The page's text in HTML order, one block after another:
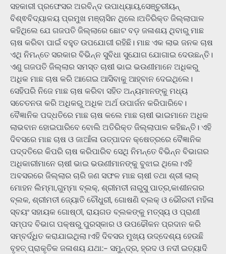
ସହକାରୀ ପ୍ରଫେସର ଅରବିନ୍ଦ ଉପାଧ୍ୟାୟ,ସେଞ୍ଚୁରୀୟନ୍
ବିଶ୍ଵବିଦ୍ୟାଳୟ ପ୍ରମୁଖ ମଞ୍ଚାସିନ ଥିଲେ।ଅତିରିକ୍ତ ଜିଲ୍ଲାପାଳ
କହିଥିଲେ ଯେ ଗଜପତି ଜିଲ୍ଲାରେ ଛୋଟ ବଡ଼ ଜଳାଶୟ ଥିବାରୁ ମାଛ
ଚାଷ କରିବା ପାଇଁ ବହୁତ ଉପଯୋଗୀ ରହିଛି। ମାଛ ଏକ ଲାଭ ଜନକ ଚାଷ
ଏଥି ନିମନ୍ତେ ସରକାର ବିଭିନ୍ନ ସୁବିଧା ସୁଯୋଗ ଯୋଗାଇ ଦେଉଛନ୍ତି।
ଏଣୁ ଗଜପତି ଜିଲ୍ଲାର ସମସ୍ତ ଚାଷୀ ଭାଇ ଭଉଣୀମାନେ ଅଧିକରୁ
ଅଧିକ ମାଛ ଚାଷ କରି ଆଗେଇ ଆସିବାକୁ ଆହ୍ବାନ ଦେଇଥିଲେ।
ସେହିପରି ନିଜେ ମାଛ ଚାଷ କରିବା ସହିତ ଅନ୍ୟମାନଙ୍କୁ ମଧ୍ୟ
ସଚେତନତା କରି ଅଧିକରୁ ଅଧିକ ଅର୍ଥ ଉପାର୍ଜନ କରିପାରିବେ।
ବୈଜ୍ଞାନିକ ପଦ୍ଧତିରେ ମାଛ ଚାଷ କଲେ ମାଛ ଚାଷୀ ଭାଇମାନେ ଅଧିକ
ଲାଭବାନ ହୋଇପାରିବେ ବୋଲି ଅତିରିକ୍ତ ଜିଲ୍ଲାପାଳ କହିଛନ୍ତି। ଏହି
ଦିବସରେ ମାଛ ଚାଷ ଓ ଜାଆଁଳା ଉତ୍ପାଦନ କ୍ଷେତ୍ରରେ ବୈଜ୍ଞାନିକ
ପଦ୍ଦତିରେ କିପରି ଚାଷ କରିପାରିବ ସେଥି ନିମନ୍ତେ ବିଭିନ୍ନ ବିଭାଗର
ଅଧିକାରୀମାନେ ଚାଷୀ ଭାଇ ଭଉଣୀମାନଙ୍କୁ ବୁଝାଇ ଥିଲେ।ଏହି
ଅବସରରେ ଜିଲ୍ଲାର ଚାରି ଜଣ ସଫଳ ମାଛ ଚାଷୀ ତଥା ଶ୍ରୀ ଲାଲ୍
ମୋହନ ଲିମ୍ମା,ଗୁମ୍ମା ବ୍ଲକ୍, ଶ୍ରୀମତୀ ନାରୁସୁ ପାତ୍ର,କାଶୀନଗର
ବ୍ଲକ, ଶ୍ରୀମତୀ ଜ୍ୟୋତି ଚୌଧୁରୀ, ଗୋଷଣି ବ୍ଲକ୍ ଓ ଭୌରବୀ ମହିଳା
ସ୍ବୟଂ ସହାୟକ ଗୋଷ୍ଠୀ, ରାୟଗଡ ବ୍ଲକଙ୍କୁ ମତ୍ସ୍ୟ ଓ ପ୍ରାଣୀ
ସମ୍ପଦ ବିଭାଗ ପକ୍ଷରୁ ପୁରସ୍କାର ଓ ଉପଢୌକନ ପ୍ରଦାନ କରି
ସମ୍ବର୍ଦ୍ଧିତ କରାଯାଇଥିଲା।ଏହି ଦିବସର ମୁଖ୍ୟ ଉଦ୍ଦେଶ୍ୟ ହେଉଛି
ବୃହତ୍ ପ୍ରାକୃତିକ ଜଳାଶୟ ଯଥା:- ସମୁନ୍ଦ୍ର, ହ୍ରଦ ଓ ନଦୀ ଇତ୍ୟାଦି